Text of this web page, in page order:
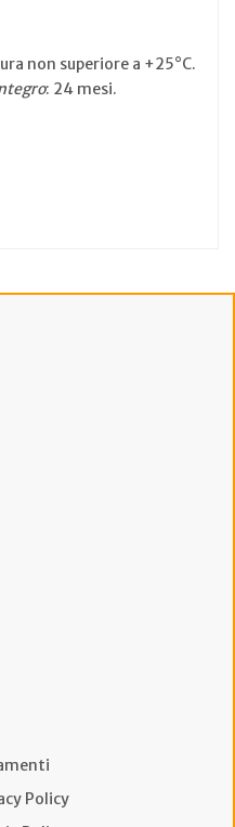
non superiore a +25°C.
: 24 mesi.
Policy